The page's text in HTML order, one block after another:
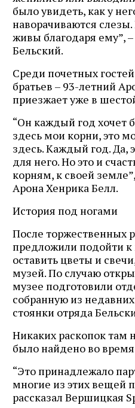
было увидеть, как у
наворачиваются
живы благодаря ему”,
Бельский.
Среди почетных
братьев – 93-летний
приезжает уже в
“Он каждый год хочет
здесь мои корни, это
здесь. Каждый год. Да,
для него. Но это и
корням, к своей
Арона Хенрика Белл.
История под ногами
После торжественных
предложили подойти
оставить цветы и
музей. По случаю
музее подготовили
собранную из
стоянки отряда
Никаких раскопок там
было найдено во
“Это принадлежало
многие из этих вещей
рассказал Вершицкая